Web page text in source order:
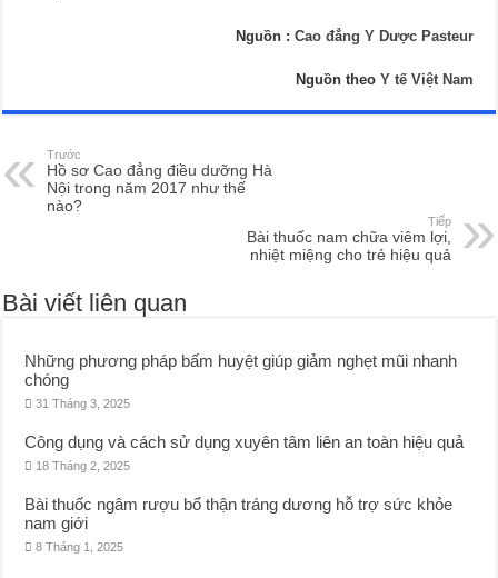
Nguồn : Cao đẳng Y Dược Pasteur
Nguồn theo Y tế Việt Nam
Trước
Hồ sơ Cao đẳng điều dưỡng Hà
Nội trong năm 2017 như thế
nào?
Tiếp
Bài thuốc nam chữa viêm lợi,
nhiệt miệng cho trẻ hiệu quả
Bài viết liên quan
Những phương pháp bấm huyệt giúp giảm nghẹt mũi nhanh
chóng
31 Tháng 3, 2025
Công dụng và cách sử dụng xuyên tâm liên an toàn hiệu quả
18 Tháng 2, 2025
Bài thuốc ngâm rượu bổ thận tráng dương hỗ trợ sức khỏe
nam giới
8 Tháng 1, 2025